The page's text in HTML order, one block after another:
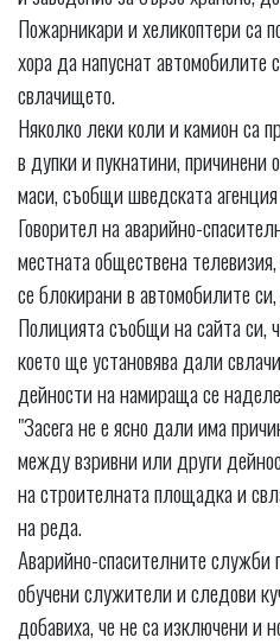
Пожарникари и хеликоптери са
хора да напуснат автомобилите
свлачището.
Няколко леки коли и камион са
в дупки и пукнатини, причинени
маси, съобщи шведската
Говорител на аварийно-
местната обществена
се блокирани в автомобилите
Полицията съобщи на сайта си,
което ще установява дали
дейности на намираща се
"Засега не е ясно дали има
между взривни или други
на строителната площадка и
на реда.
Аварийно-спасителните служби
обучени служители и следови
добавиха, че не са изключени и